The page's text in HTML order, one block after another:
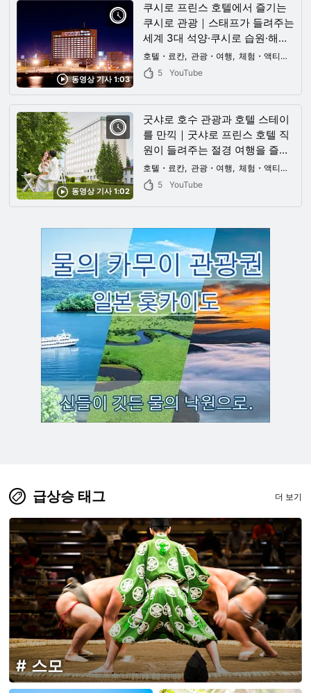
동영상 기사 1:03
쿠시로 프린스 호텔에서 즐기는
쿠시로 관광｜스태프가 들려주는
세계 3대 석양·쿠시로 습원·해산
물의 매력
호텔・료칸 관광・여행
체험・액티비티
5
YouTube
동영상 기사 1:02
굿샤로 호수 관광과 호텔 스테이
를 만끽｜굿샤로 프린스 호텔 직
원이 들려주는 절경 여행을 즐기
는 법
호텔・료칸 관광・여행
체험・액티비티
5
YouTube
급상승 태그 더 보기
스모